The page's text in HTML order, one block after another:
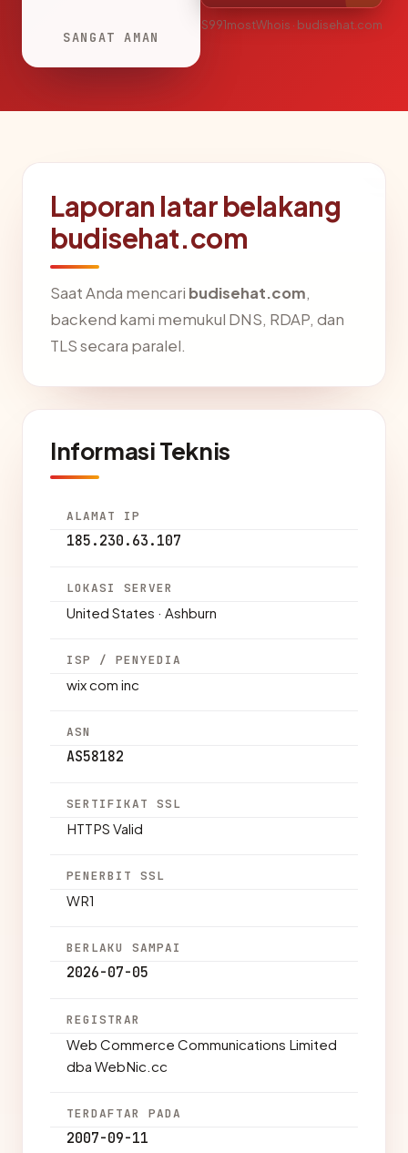
SANGAT AMAN
S991mostWhois · budisehat.com
Laporan latar belakang
budisehat.com
Saat Anda mencari budisehat.com,
backend kami memukul DNS, RDAP, dan
TLS secara paralel.
Informasi Teknis
ALAMAT IP
185.230.63.107
LOKASI SERVER
United States · Ashburn
ISP / PENYEDIA
wix com inc
ASN
AS58182
SERTIFIKAT SSL
HTTPS Valid
PENERBIT SSL
WR1
BERLAKU SAMPAI
2026-07-05
REGISTRAR
Web Commerce Communications Limited
dba WebNic.cc
TERDAFTAR PADA
2007-09-11